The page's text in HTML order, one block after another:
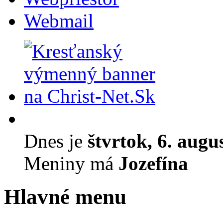
Webmail
Dnes je štvrtok, 6.
Meniny má Jozefína
Hlavné menu